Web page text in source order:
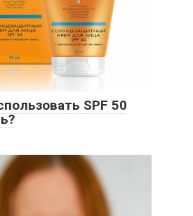
SPF 50